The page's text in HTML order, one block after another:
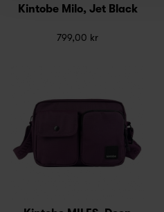
Kintobe Milo, Jet Black
799,00 kr